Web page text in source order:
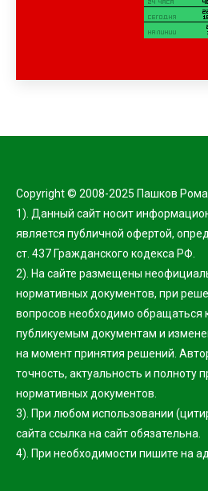
Copyright © 2008-2025 Пашков
1). Данный сайт носит
является публичной офертой,
ст. 437 Гражданского кодекса РФ.
2). На сайте размещены
нормативных документов, при
вопросов необходимо обращаться
публикуемым документам и
на момент принятия решений.
точность, актуальность и полноту
нормативных документов.
3). При любом использовании
сайта ссылка на сайт обязательна.
4). При необходимости пишите на